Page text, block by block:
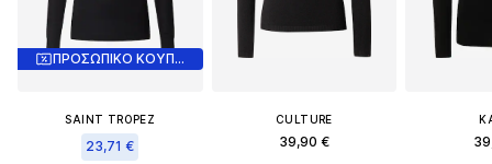
ΠΡΟΣΩΠΙΚΟ ΚΟΥΠΟΝΙ
SAINT TROPEZ
23,71 €
CULTURE
39,90 €